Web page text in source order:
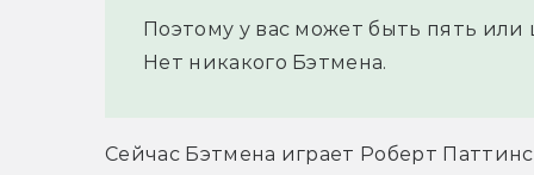
Поэтому у вас может быть пять
Нет никакого Бэтмена.
Сейчас Бэтмена играет Роберт